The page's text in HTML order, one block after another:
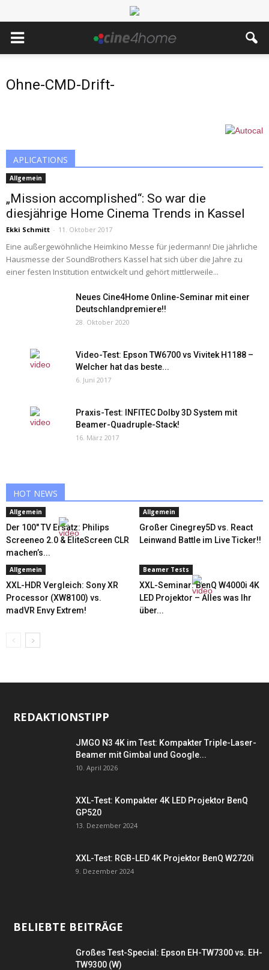
Ohne-CMD-Drift-
APLICATIONS
Allgemein
„Mission accomplished“: So war die
diesjährige Home Cinema Trends in Kassel
Ekki Schmitt - 11. Oktober 2017
Eine außergewöhnliche Heimkino Messe für jedermann! Die jährliche
Hausmesse der SoundBrothers Kassel hat sich über die Jahre zu
einer festen Institution entwickelt und gehört mittlerweile...
Neues Cine4Home Online-Seminar mit einer
Deutschlandpremiere!!
28. Oktober 2020
Video-Test: Epson TW6700 vs Vivitek H1188 –
Welcher hat das beste...
6. Juni 2017
Praxis-Test: INFITEC Dolby 3D System mit
Beamer-Quadruple-Stack!
16. März 2017
HOT NEWS
Allgemein
Der 100″ TV Ersatz: Philips
Screeneo 2.0 & EliteScreen CLR
machen’s...
Allgemein
Großer Cinegrey5D vs. React
Leinwand Battle im Live Ticker!!
Allgemein
XXL-HDR Vergleich: Sony XR
Processor (XW8100) vs.
madVR Envy Extrem!
Beamer Tests
XXL-Seminar: BenQ W4000i 4K
LED Projektor – Alles was Ihr
über...
REDAKTIONSTIPP
JMGO N3 4K im Test: Kompakter Triple-Laser-
Beamer mit Gimbal und Google...
10. April 2026
XXL-Test: Kompakter 4K LED Projektor BenQ
GP520
13. Dezember 2024
XXL-Test: RGB-LED 4K Projektor BenQ W2720i
9. Dezember 2024
BELIEBTE BEITRÄGE
Großes Test-Special: Epson EH-TW7300 vs. EH-
TW9300 (W)